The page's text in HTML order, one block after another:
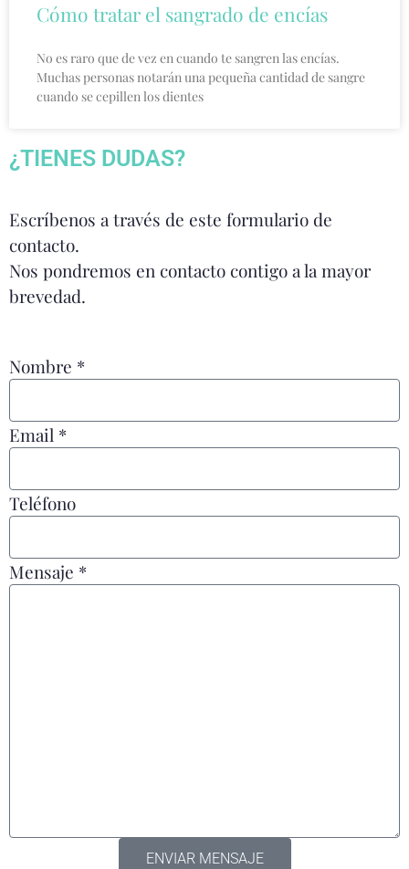
Cómo tratar el sangrado de encías
No es raro que de vez en cuando te sangren las encías.
Muchas personas notarán una pequeña cantidad de sangre
cuando se cepillen los dientes
¿TIENES DUDAS?
Escríbenos a través de este formulario de
contacto.
Nos pondremos en contacto contigo a la mayor
brevedad.
Nombre *
Email *
Teléfono
Mensaje *
ENVIAR MENSAJE